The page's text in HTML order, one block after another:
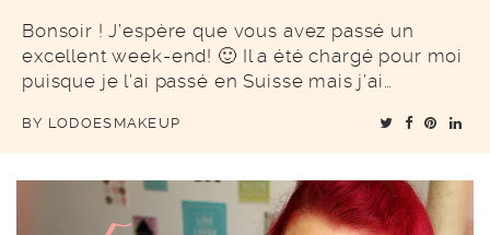
Bonsoir ! J’espère que vous avez passé un
excellent week-end! 🙂 Il a été chargé pour moi
puisque je l’ai passé en Suisse mais j’ai…
BY LODOESMAKEUP